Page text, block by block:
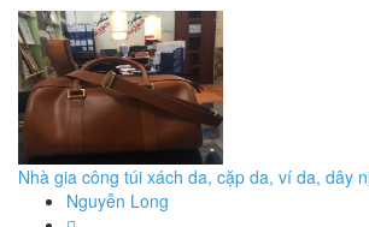
Nhà gia công túi xách da, cặp da, ví da, dây
Nguyễn Long